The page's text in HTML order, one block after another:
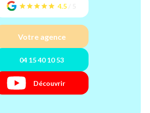
4.5
Votre agence
04 15 40 10 53
Découvrir